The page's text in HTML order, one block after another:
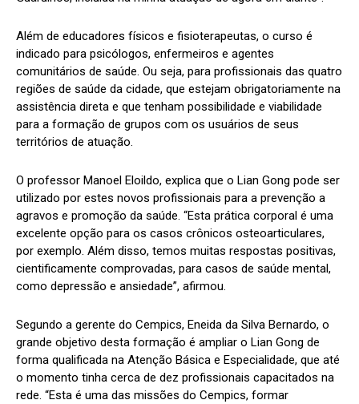
Além de educadores físicos e fisioterapeutas, o curso é
indicado para psicólogos, enfermeiros e agentes
comunitários de saúde. Ou seja, para profissionais das quatro
regiões de saúde da cidade, que estejam obrigatoriamente na
assistência direta e que tenham possibilidade e viabilidade
para a formação de grupos com os usuários de seus
territórios de atuação.
O professor Manoel Eloildo, explica que o Lian Gong pode ser
utilizado por estes novos profissionais para a prevenção a
agravos e promoção da saúde. “Esta prática corporal é uma
excelente opção para os casos crônicos osteoarticulares,
por exemplo. Além disso, temos muitas respostas positivas,
cientificamente comprovadas, para casos de saúde mental,
como depressão e ansiedade”, afirmou.
Segundo a gerente do Cempics, Eneida da Silva Bernardo, o
grande objetivo desta formação é ampliar o Lian Gong de
forma qualificada na Atenção Básica e Especialidade, que até
o momento tinha cerca de dez profissionais capacitados na
rede. “Esta é uma das missões do Cempics, formar